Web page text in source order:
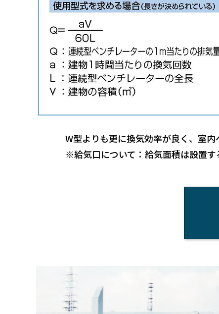
W型よりも更に換気効率が良く、室内
※給気口について：給気面積は設置